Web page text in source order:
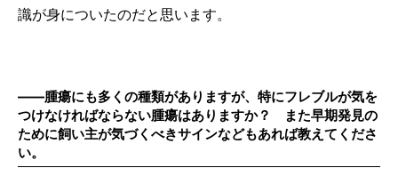
識が身についたのだと思います。
――腫瘍にも多くの種類がありますが、特にフレブルが気を
つけなければならない腫瘍はありますか？ また早期発見の
ために飼い主が気づくべきサインなどもあれば教えてくださ
い。